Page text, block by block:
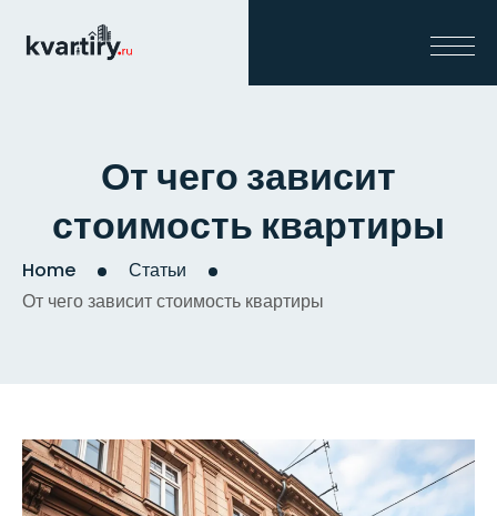
От чего зависит
стоимость квартиры
Home
Статьи
От чего зависит стоимость квартиры